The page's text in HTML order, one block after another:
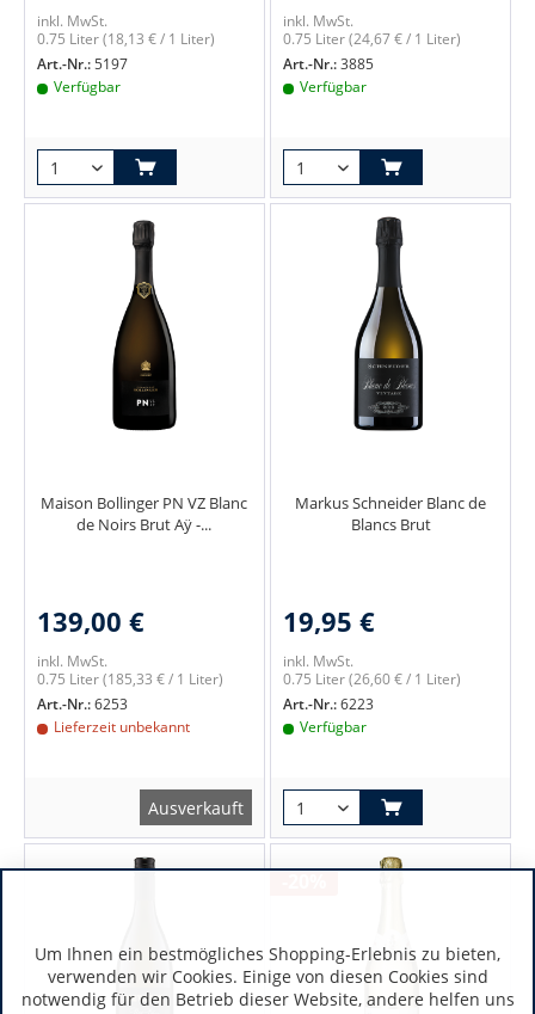
inkl. MwSt.
0.75 Liter(18,13 € / 1 Liter)
Art.-Nr.:5197
Verfügbar
inkl. MwSt.
0.75 Liter(24,67 € / 1 Liter)
Art.-Nr.:3885
Verfügbar
Maison Bollinger PN VZ Blanc
de Noirs Brut Aÿ -...
139,00 €
inkl. MwSt.
0.75 Liter(185,33 € / 1 Liter)
Art.-Nr.:6253
Lieferzeit unbekannt
Ausverkauft
Markus Schneider Blanc de
Blancs Brut
19,95 €
inkl. MwSt.
0.75 Liter(26,60 € / 1 Liter)
Art.-Nr.:6223
Verfügbar
Um Ihnen ein bestmögliches Shopping-Erlebnis zu bieten,
verwenden wir Cookies. Einige von diesen Cookies sind
notwendig für den Betrieb dieser Website, andere helfen uns